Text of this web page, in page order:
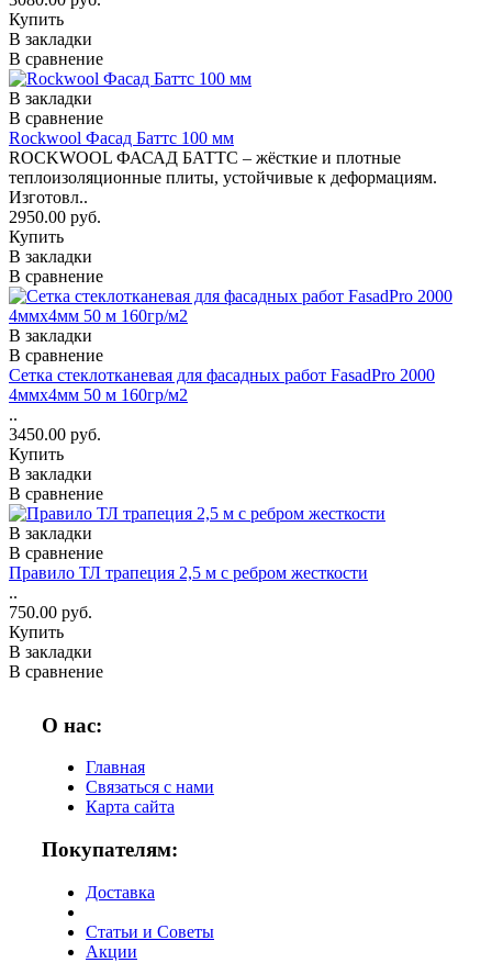
Купить
В закладки
В сравнение
В закладки
В сравнение
Rockwool Фасад Баттс 100 мм
ROCKWOOL ФАСАД БАТТС – жёсткие и плотные
теплоизоляционные плиты, устойчивые к деформациям.
Изготовл..
2950.00 руб.
Купить
В закладки
В сравнение
В закладки
В сравнение
Сетка стеклотканевая для фасадных работ FasadPro 2000
4ммх4мм 50 м 160гр/м2
..
3450.00 руб.
Купить
В закладки
В сравнение
В закладки
В сравнение
Правило ТЛ трапеция 2,5 м с ребром жесткости
..
750.00 руб.
Купить
В закладки
В сравнение
О нас:
Главная
Связаться с нами
Карта сайта
Покупателям:
Доставка
Статьи и Советы
Акции